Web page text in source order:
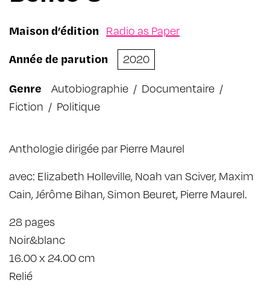
Maison d’édition Radio as Paper
Année de parution
2020
Genre
Autobiographie / Documentaire /
Fiction / Politique
Anthologie dirigée par Pierre Maurel
avec: Elizabeth Holleville, Noah van Sciver, Maxim
Cain, Jérôme Bihan, Simon Beuret, Pierre Maurel.
28 pages
Noir&blanc
16.00 x 24.00 cm
Relié